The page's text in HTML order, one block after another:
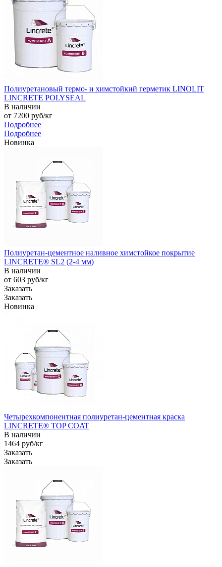
Полиуретановый термо- и химстойкий герметик LINOLIT
LINCRETE POLYSEAL
В наличии
от 7200 руб/кг
Подробнее
Подробнее
Новинка
Полиуретан-цементное наливное химстойкое покрытие
LINCRETE® SL2 (2-4 мм)
В наличии
от 603 руб/кг
Заказать
Заказать
Новинка
Четырехкомпонентная полиуретан-цементная краска
LINCRETE® TOP COAT
В наличии
1464 руб/кг
Заказать
Заказать